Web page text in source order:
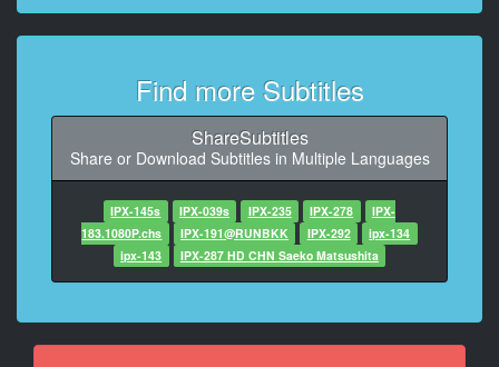
8
드라마를 하겠습니다
9
At 00:00:36,709, Character said: 세 명의 캐릭터를 최
선을 다해 연기하니까
10
At 00:00:41,869, Character said: 여러분은 어떤 것을
가장 좋아할까, 좋아하는 것이 있으려나?
At 00:00:47,362, Character said: 그럼, 봐 주세요
Find more Subtitles
ShareSubtitles
Share or Download Subtitles in Multiple Languages
IPX-145s IPX-039s IPX-235 IPX-278
IPX-
183.1080P.chs
IPX-191@RUNBKK IPX-292
ipx-134
ipx-143
IPX-287 HD CHN Saeko Matsushita